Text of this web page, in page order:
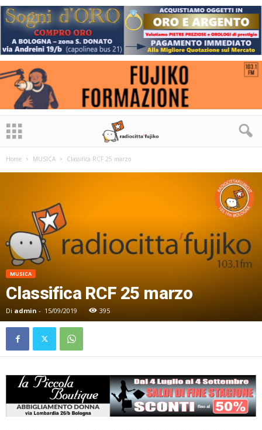
Home MUSICA Classifica RCF 25 marzo
MUSICA
Classifica RCF 25 marzo
Di admin - 15/09/2019 395